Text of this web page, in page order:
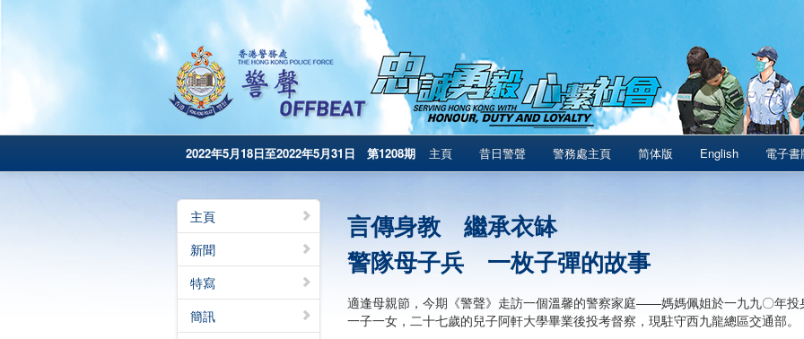
2022年5月18日至2022年5月31日 第1208期 主頁 昔日警聲 警務處主頁 简体版 English 電子書
主頁
新聞
特寫
簡訊
言傳身教 繼承衣缽
警隊母子兵 一枚子彈的故事
適逢母親節，今期《警聲》走訪一個溫馨的警察家庭——媽媽佩姐於一九九〇年
一子一女，二十七歲的兒子阿軒大學畢業後投考督察，現駐守西九龍總區交通部。